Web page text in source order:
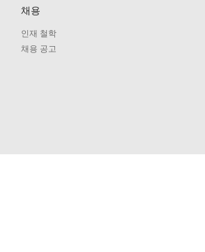
채용
인재 철학
채용 공고